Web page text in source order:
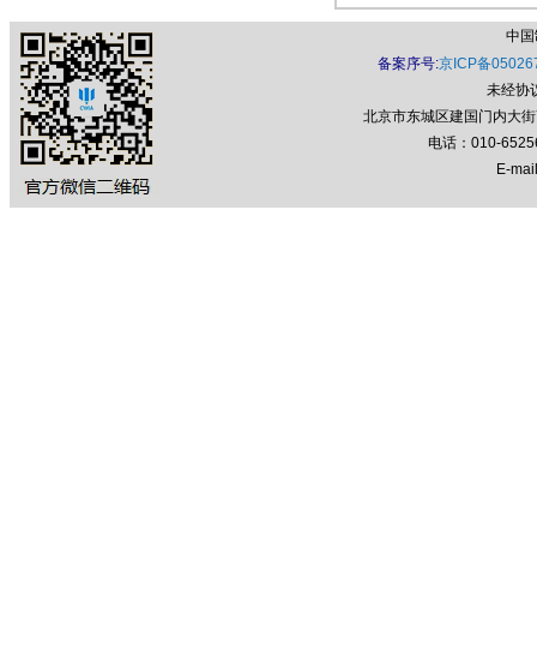
中
备案序号:京ICP备
未经协
北京市东城区建国门内大
电话：010-
E-